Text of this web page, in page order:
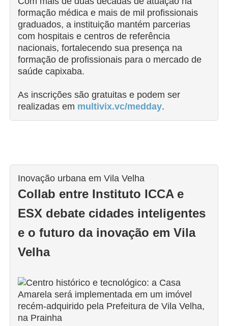
formação médica e mais de mil profissionais
graduados, a instituição mantém parcerias
com hospitais e centros de referência
nacionais, fortalecendo sua presença na
formação de profissionais para o mercado de
saúde capixaba.
As inscrições são gratuitas e podem ser
realizadas em multivix.vc/medday.
Inovação urbana em Vila Velha
Collab entre Instituto ICCA e
ESX debate cidades inteligentes
e o futuro da inovação em Vila
Velha